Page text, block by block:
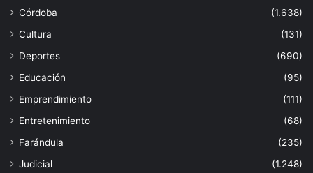
Córdoba
(1.638)
Cultura
(131)
Deportes
(690)
Educación
(95)
Emprendimiento
(111)
Entretenimiento
(68)
Farándula
(235)
Judicial
(1.248)